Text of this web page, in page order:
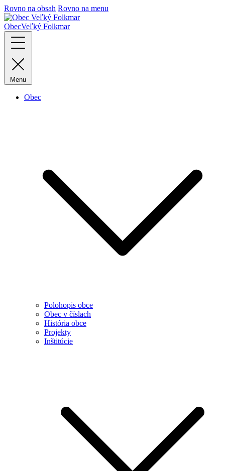
Rovno na obsah Rovno na menu
ObecVeľký Folkmar
Menu
Obec
Polohopis obce
Obec v číslach
História obce
Projekty
Inštitúcie